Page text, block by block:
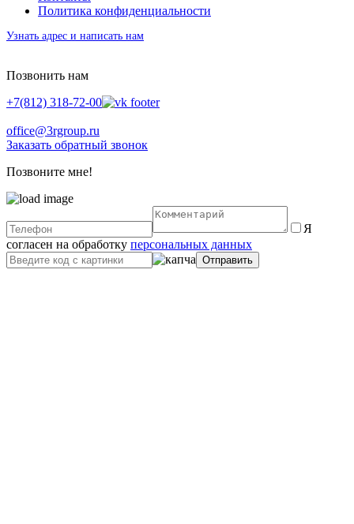
Политика конфиденциальности
Узнать адрес и написать нам
Позвонить нам
+7(812) 318-72-00
office@3rgroup.ru
Заказать обратный звонок
Позвоните мне!
Я
согласен на обработку персональных данных
Отправить